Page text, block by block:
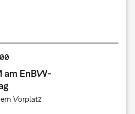
am EnBW-
Vorplatz